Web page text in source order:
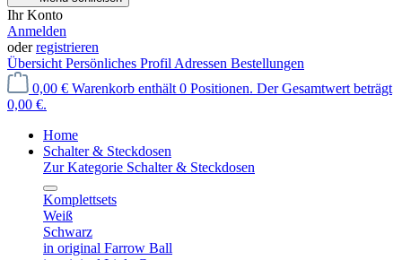
Ihr Konto
Anmelden
oderregistrieren
Übersicht Persönliches Profil Adressen Bestellungen
0,00 € Warenkorb enthält 0 Positionen. Der Gesamtwert beträgt
0,00 €.
Home
Schalter & Steckdosen
Zur Kategorie Schalter & Steckdosen
Komplettsets
Weiß
Schwarz
in original Farrow Ball